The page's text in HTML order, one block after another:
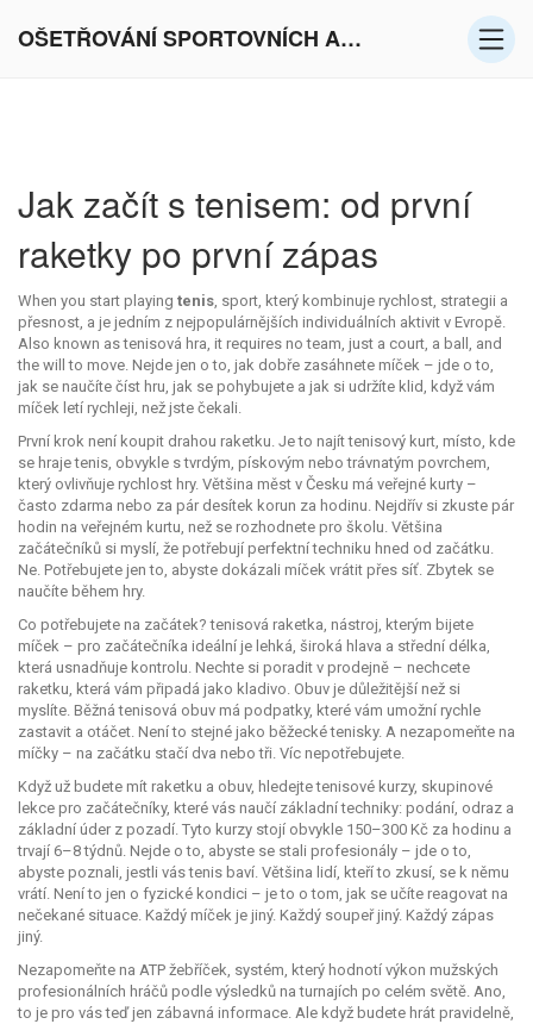
OŠETŘOVÁNÍ SPORTOVNÍCH AKTIVIT V EVROPĚ
Jak začít s tenisem: od první
raketky po první zápas
When you start playing tenis, sport, který kombinuje rychlost, strategii a
přesnost, a je jedním z nejpopulárnějších individuálních aktivit v Evropě.
Also known astenisová hra, it requires no team, just a court, a ball, and
the will to move. Nejde jen o to, jak dobře zasáhnete míček – jde o to,
jak se naučíte číst hru, jak se pohybujete a jak si udržíte klid, když vám
míček letí rychleji, než jste čekali.
První krok není koupit drahou raketku. Je to najíttenisový kurt, místo, kde
se hraje tenis, obvykle s tvrdým, pískovým nebo trávnatým povrchem,
který ovlivňuje rychlost hry. Většina měst v Česku má veřejné kurty –
často zdarma nebo za pár desítek korun za hodinu. Nejdřív si zkuste pár
hodin na veřejném kurtu, než se rozhodnete pro školu. Většina
začátečníků si myslí, že potřebují perfektní techniku hned od začátku.
Ne. Potřebujete jen to, abyste dokázali míček vrátit přes síť. Zbytek se
naučíte během hry.
Co potřebujete na začátek?tenisová raketka, nástroj, kterým bijete
míček – pro začátečníka ideální je lehká, široká hlava a střední délka,
která usnadňuje kontrolu. Nechte si poradit v prodejně – nechcete
raketku, která vám připadá jako kladivo. Obuv je důležitější než si
myslíte. Běžná tenisová obuv má podpatky, které vám umožní rychle
zastavit a otáčet. Není to stejné jako běžecké tenisky. A nezapomeňte na
míčky – na začátku stačí dva nebo tři. Víc nepotřebujete.
Když už budete mít raketku a obuv, hledejtetenisové kurzy, skupinové
lekce pro začátečníky, které vás naučí základní techniky: podání, odraz a
základní úder z pozadí. Tyto kurzy stojí obvykle 150–300 Kč za hodinu a
trvají 6–8 týdnů. Nejde o to, abyste se stali profesionály – jde o to,
abyste poznali, jestli vás tenis baví. Většina lidí, kteří to zkusí, se k němu
vrátí. Není to jen o fyzické kondici – je to o tom, jak se učíte reagovat na
nečekané situace. Každý míček je jiný. Každý soupeř jiný. Každý zápas
jiný.
Nezapomeňte na ATP žebříček, systém, který hodnotí výkon mužských
profesionálních hráčů podle výsledků na turnajích po celém světě. Ano,
to je pro vás teď jen zábavná informace. Ale když budete hrát pravidelně,